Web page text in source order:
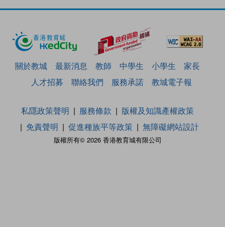
關於教城 最新消息 教師 中學生 小學生
家長
人才招募
聯絡我們 服務承諾 教城電子報
版權所有© 2026 香港教育城有限公司
私隱政策聲明 服務條款
版權及知識產權政策
免責聲明
促進種族平等政策 無障礙網站設計